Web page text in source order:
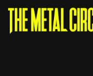
Saltar